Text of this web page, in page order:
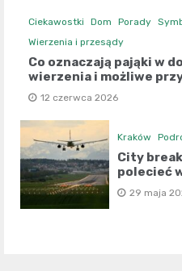
Ciekawostki Dom Porady
Wierzenia i przesądy
Co oznaczają pająki w
wierzenia i możliwe
12 czerwca 2026
Kraków
City
polecieć
29 maja